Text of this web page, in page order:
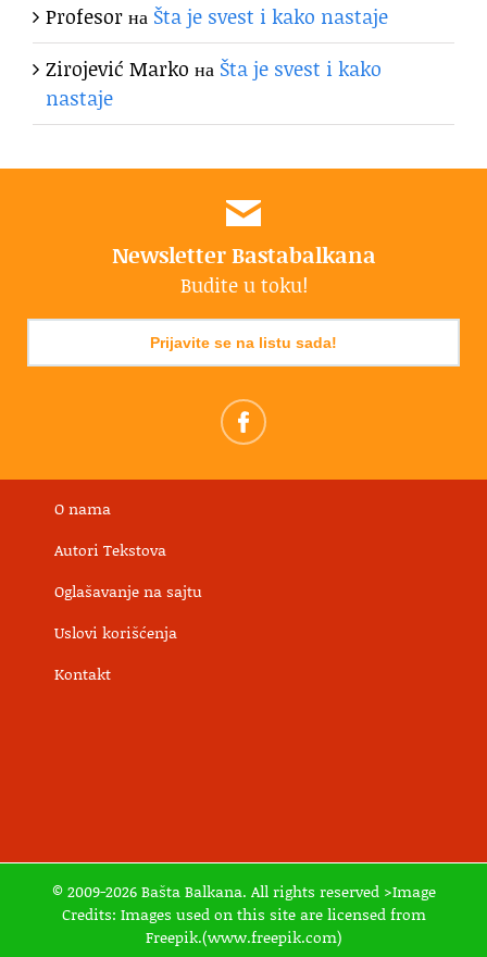
Profesorна Šta je svest i kako nastaje
Zirojević Marko на Šta je svest i kako
nastaje
Newsletter Bastabalkana
Budite u toku!
Prijavite se na listu sada!
O nama
Autori Tekstova
Oglašavanje na sajtu
Uslovi korišćenja
Kontakt
© 2009-2026 Bašta Balkana. All rights reserved >Image
Credits: Images used on this site are licensed from
Freepik.(www.freepik.com)